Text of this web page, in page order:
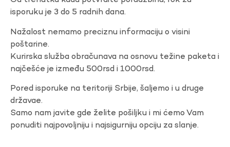
isporuku je 3 do 5 radnih dana.
Nažalost nemamo preciznu informaciju o visini
poštarine.
Kurirska služba obračunava na osnovu težine paketa i
najčešće je između 500rsd i 1000rsd.
Pored isporuke na teritoriji Srbije, šaljemo i u druge
državae.
Samo nam javite gde želite pošiljku i mi ćemo Vam
ponuditi najpovoljniju i najsigurniju opciju za slanje.